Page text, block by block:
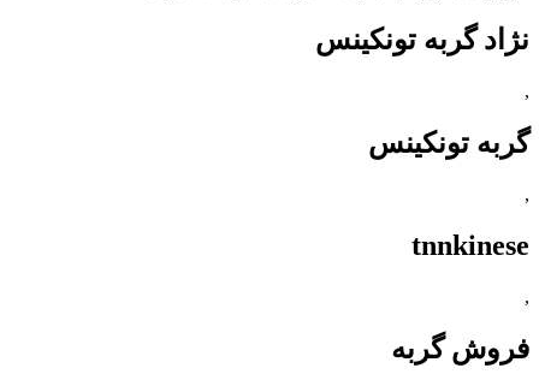
نژاد گربه تونکینس
,
گربه تونکینس
,
tnnkinese
,
فروش گربه